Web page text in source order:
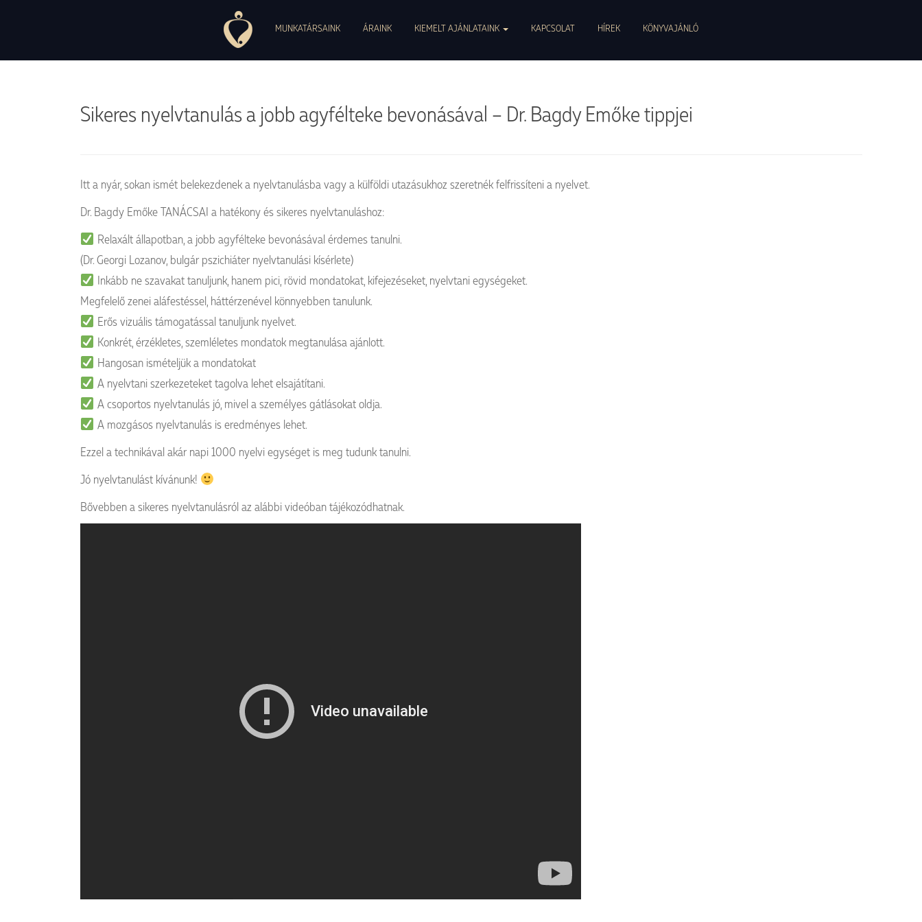
Pszichoszomatikus Ambulancia
MUNKATÁRSAINK
ÁRAINK KIEMELT AJÁNLATAINK KAPCSOLAT HÍREK KÖNYVAJÁNLÓ
Sikeres nyelvtanulás a jobb agyfélteke bevonásával – Dr. Bagdy Emőke tippjei
Itt a nyár, sokan ismét belekezdenek a nyelvtanulásba vagy a külföldi utazásukhoz szeretnék felfrissíteni a nyelvet.
Dr. Bagdy Emőke TANÁCSAI a hatékony és sikeres nyelvtanuláshoz:
Relaxált állapotban, a jobb agyfélteke bevonásával érdemes tanulni.
(Dr. Georgi Lozanov, bulgár pszichiáter nyelvtanulási kísérlete)
Inkább ne szavakat tanuljunk, hanem pici, rövid mondatokat, kifejezéseket, nyelvtani egységeket.
Megfelelő zenei aláfestéssel, háttérzenével könnyebben tanulunk.
Erős vizuális támogatással tanuljunk nyelvet.
Konkrét, érzékletes, szemléletes mondatok megtanulása ajánlott.
Hangosan ismételjük a mondatokat
A nyelvtani szerkezeteket tagolva lehet elsajátítani.
A csoportos nyelvtanulás jó, mivel a személyes gátlásokat oldja.
A mozgásos nyelvtanulás is eredményes lehet.
Ezzel a technikával akár napi 1000 nyelvi egységet is meg tudunk tanulni.
Jó nyelvtanulást kívánunk!
Bővebben a sikeres nyelvtanulásról az alábbi videóban tájékozódhatnak.